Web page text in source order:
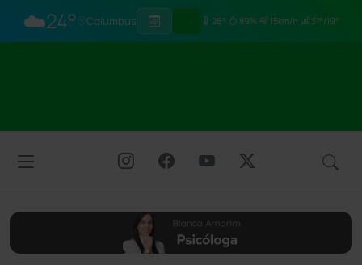
☁️24° Columbus 26° 89% 15km/h 31°/19°